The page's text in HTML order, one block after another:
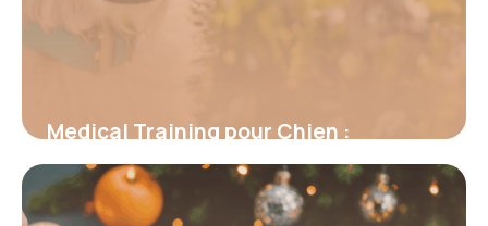
Medical Training pour Chien :
Révolutionner la Gestion des Soins
Vétérinaires